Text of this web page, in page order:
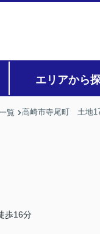
エリアから
覧 高崎市寺尾町 土地
歩16分